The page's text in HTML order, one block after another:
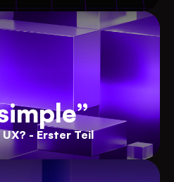
- Erster Teil